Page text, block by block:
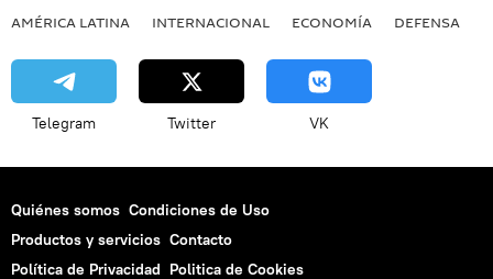
AMÉRICA LATINA INTERNACIONAL ECONOMÍA DEFENSA
Telegram Twitter VK
Quiénes somos Condiciones de Uso
Productos y servicios Contacto
Política de Privacidad Politica de Cookies